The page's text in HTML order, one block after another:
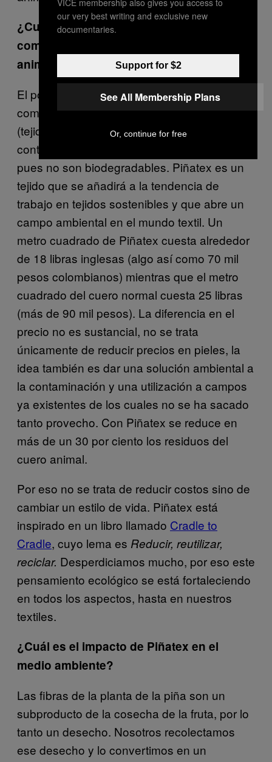
¿Cuánto costaría el cuero de piña en
comparación con el cuero de los
animales?
El posicionamiento de Piñatex se presentará
como alternativa a los textiles sintéticos
(tejidos basados en petróleo y cuero), que
contaminan enormemente el medio ambiente
pues no son biodegradables. Piñatex es un
tejido que se añadirá a la tendencia de
trabajo en tejidos sostenibles y que abre un
campo ambiental en el mundo textil. Un
metro cuadrado de Piñatex cuesta alrededor
de 18 libras inglesas (algo así como 70 mil
pesos colombianos) mientras que el metro
cuadrado del cuero normal cuesta 25 libras
(más de 90 mil pesos). La diferencia en el
precio no es sustancial, no se trata
únicamente de reducir precios en pieles, la
idea también es dar una solución ambiental a
la contaminación y una utilización a campos
ya existentes de los cuales no se ha sacado
tanto provecho. Con Piñatex se reduce en
más de un 30 por ciento los residuos del
cuero animal.
Por eso no se trata de reducir costos sino de
cambiar un estilo de vida. Piñatex está
inspirado en un libro llamado Cradle to
Cradle, cuyo lema es Reducir, reutilizar,
reciclar. Desperdiciamos mucho, por eso este
pensamiento ecológico se está fortaleciendo
en todos los aspectos, hasta en nuestros
textiles.
¿Cuál es el impacto de Piñatex en el
medio ambiente?
Las fibras de la planta de la piña son un
subproducto de la cosecha de la fruta, por lo
tanto un desecho. Nosotros recolectamos
ese desecho y lo convertimos en un
our very best writing and exclusive new
documentaries.
Support for $2
See All Membership Plans
Or, continue for free